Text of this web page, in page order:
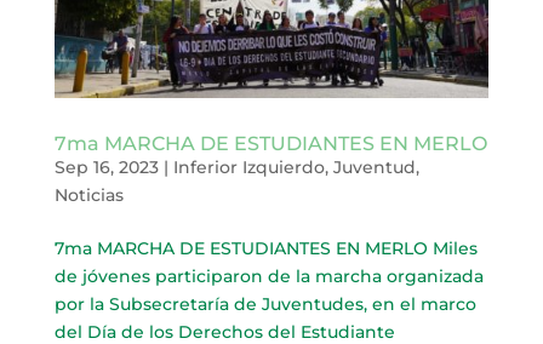
7ma MARCHA DE ESTUDIANTES EN MERLO
Sep 16, 2023| Inferior Izquierdo, Juventud,
Noticias
7ma MARCHA DE ESTUDIANTES EN MERLO Miles
de jóvenes participaron de la marcha organizada
por la Subsecretaría de Juventudes, en el marco
del Día de los Derechos del Estudiante